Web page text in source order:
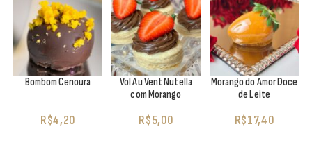
Bombom Cenoura
R$4,20
Vol Au Vent Nutella
com Morango
R$5,00
Morango do Amor Doce
de Leite
R$17,40